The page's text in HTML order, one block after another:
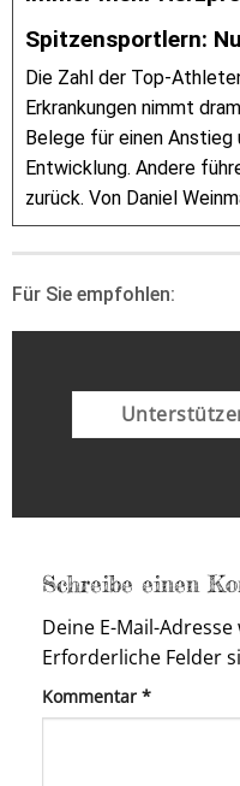
Spitzensportlern:
Die Zahl der Top-
Erkrankungen nimmt
Belege für einen
Entwicklung. Andere
zurück. Von Daniel
Für Sie empfohlen:
Schreibe einen
Deine E-Mail-
Erforderliche Felder
Kommentar *